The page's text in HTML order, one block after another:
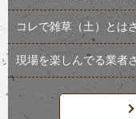
コレで雑草（土）とは
現場を楽しんでる業者